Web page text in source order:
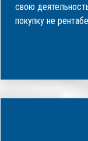
свою
покупку не